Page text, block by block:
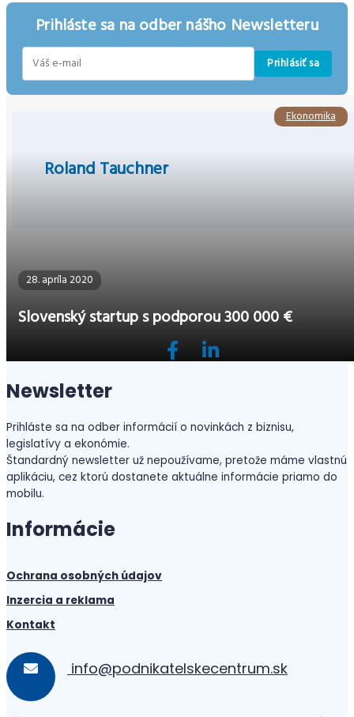
Prihláste sa na odber nášho Newsletteru
Prihlásiť sa
Roland Tauchner
28. apríla 2020
Slovenský startup s podporou 300 000 €
Ekonomika
Newsletter
Prihláste sa na odber informácií o novinkách z biznisu,
legislatívy a ekonómie.
Štandardný newsletter už nepoužívame, pretože máme vlastnú
aplikáciu, cez ktorú dostanete aktuálne informácie priamo do
mobilu.
Informácie
Ochrana osobných údajov
Inzercia a reklama
Kontakt
info@podnikatelskecentrum.sk